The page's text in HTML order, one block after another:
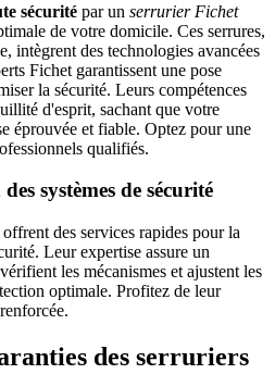
sécurité par un serrurier Fichet
de votre domicile. Ces serrures,
intègrent des technologies avancées
Fichet garantissent une pose
la sécurité. Leurs compétences
d'esprit, sachant que votre
éprouvée et fiable. Optez pour une
qualifiés.
systèmes de sécurité
offrent des services rapides pour la
Leur expertise assure un
les mécanismes et ajustent les
optimale. Profitez de leur
des serruriers